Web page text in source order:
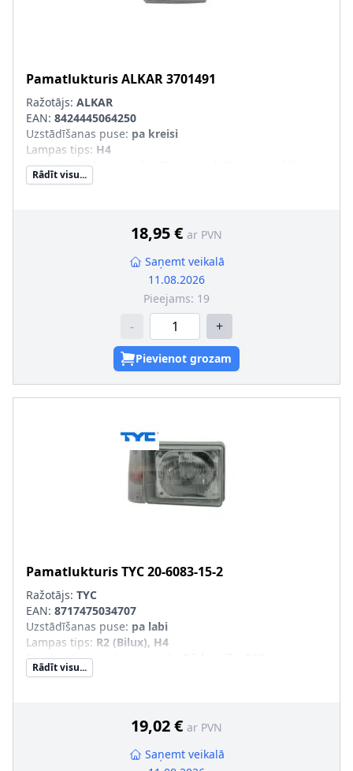
PamatlukturisALKAR3701491
Ražotājs: ALKAR
EAN: 8424445064250
Uzstādīšanas puse: pa kreisi
Lampas tips: H4
Kreisās-/Labās puses kustībai paredzēts automobilis
Kreisāspuses stūres vadībai
Rādīt visu...
18,95 € ar PVN
Saņemt veikalā
11.08.2026
Pieejams: 19
- +
Pievienot grozam
PamatlukturisTYC20-6083-15-2
Ražotājs: TYC
EAN: 8717475034707
Uzstādīšanas puse: pa labi
Lampas tips: R2 (Bilux), H4
Ekspluatācijas atļaujas veids
Tr. līdzekļa aprīkojums
Pagrieziena signāla luktura izlkiedētāja krāsa
Rādīt visu...
19,02 € ar PVN
Saņemt veikalā